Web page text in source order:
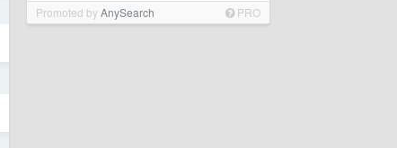
Promoted byAnySearch PRO